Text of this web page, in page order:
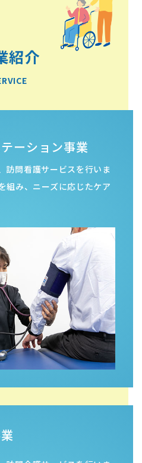
ーション事業
訪問看護サービスを行いま
組み、ニーズに応じたケア
訪問介護サービスを行いま
、ご利用者様の多様なニー